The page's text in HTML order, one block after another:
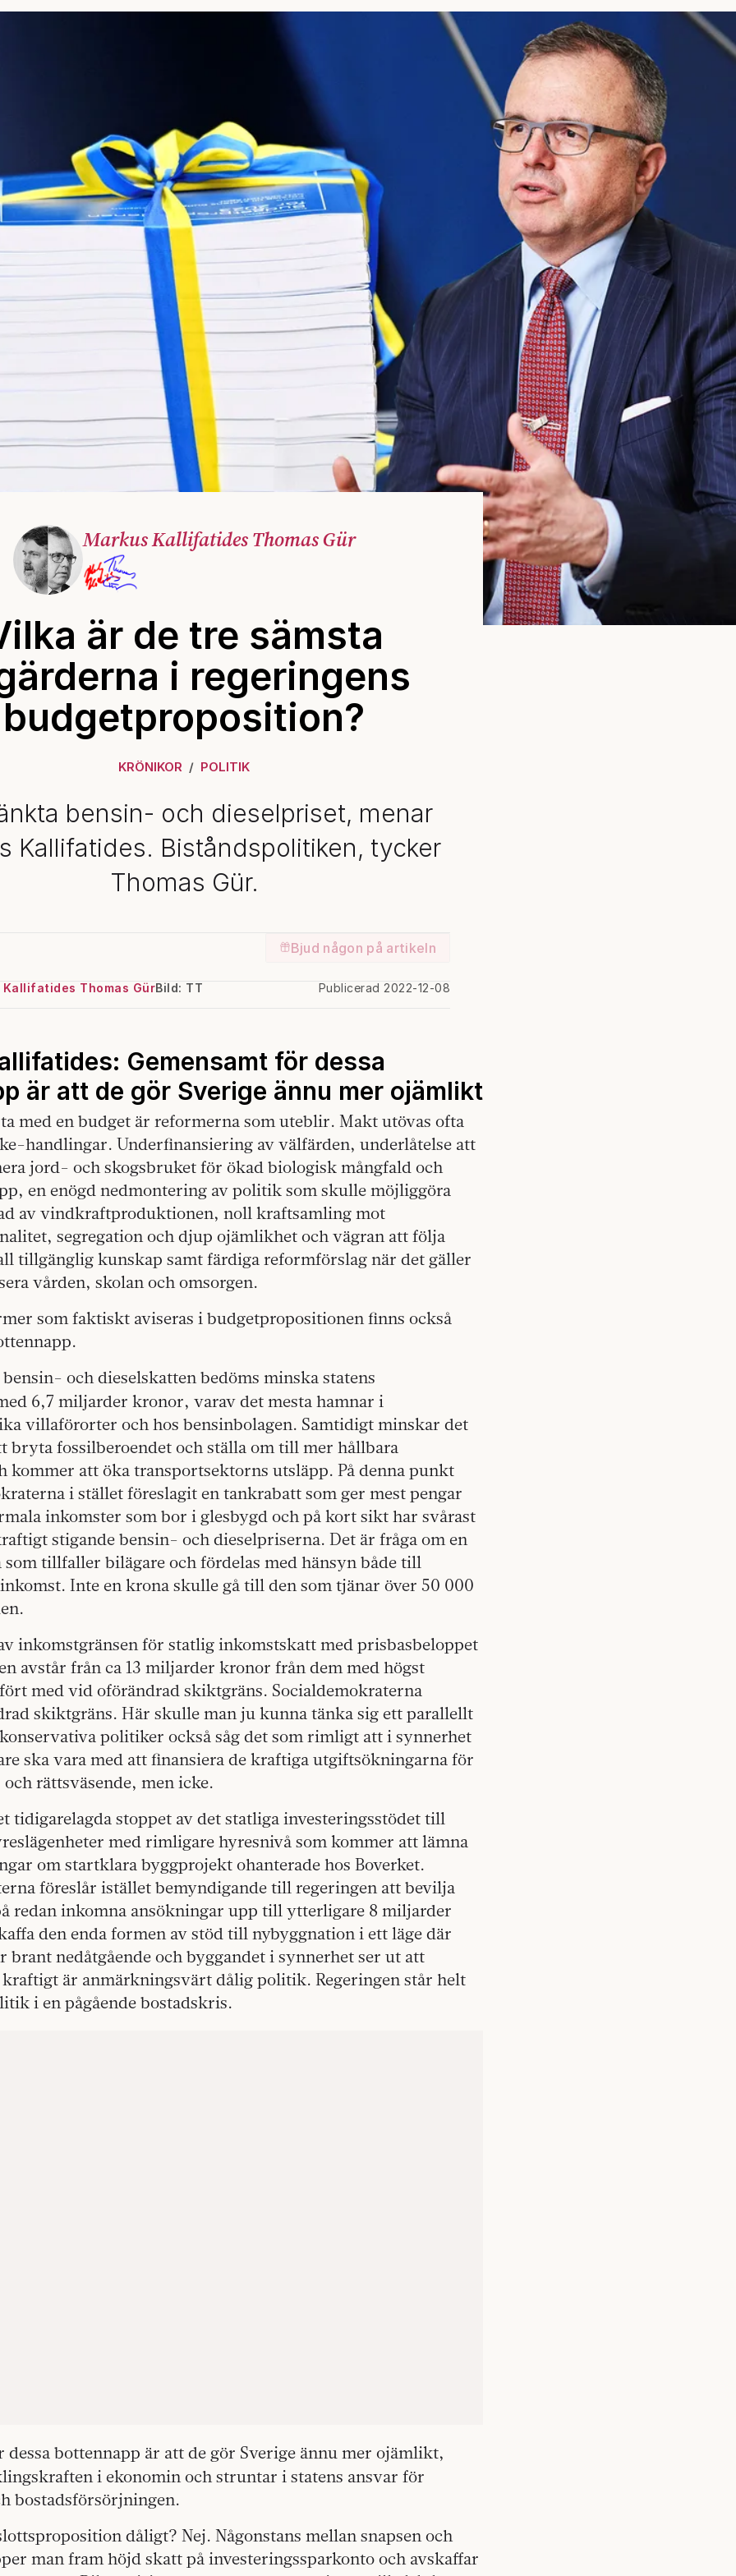
Markus Kallifatides Thomas Gür
är de tre sämsta
i regeringens
budgetproposition?
KRÖNIKOR POLITIK
bensin- och dieselpriset, menar
Kallifatides. Biståndspolitiken, tycker
Thomas Gür.
Bjud någon på artikeln
Kallifatides Thomas Gür Publicerad 2022-12-08
Bild: TT
Gemensamt för dessa
är att de gör Sverige ännu mer ojämlikt
med en budget är reformerna som uteblir. Makt utövas ofta
handlingar. Underfinansiering av välfärden, underlåtelse att
jord- och skogsbruket för ökad biologisk mångfald och
en enögd nedmontering av politik som skulle möjliggöra
av vindkraftproduktionen, noll kraftsamling mot
segregation och djup ojämlikhet och vägran att följa
tillgänglig kunskap samt färdiga reformförslag när det gäller
vården, skolan och omsorgen.
som faktiskt aviseras i budgetpropositionen finns också
och dieselskatten bedöms minska statens
6,7 miljarder kronor, varav det mesta hamnar i
villaförorter och hos bensinbolagen. Samtidigt minskar det
bryta fossilberoendet och ställa om till mer hållbara
kommer att öka transportsektorns utsläpp. På denna punkt
i stället föreslagit en tankrabatt som ger mest pengar
inkomster som bor i glesbygd och på kort sikt har svårast
stigande bensin- och dieselpriserna. Det är fråga om en
som tillfaller bilägare och fördelas med hänsyn både till
Inte en krona skulle gå till den som tjänar över 50 000
inkomstgränsen för statlig inkomstskatt med prisbasbeloppet
avstår från ca 13 miljarder kronor från dem med högst
med vid oförändrad skiktgräns. Socialdemokraterna
skiktgräns. Här skulle man ju kunna tänka sig ett parallellt
politiker också såg det som rimligt att i synnerhet
ska vara med att finansiera de kraftiga utgiftsökningarna för
rättsväsende, men icke.
tidigarelagda stoppet av det statliga investeringsstödet till
med rimligare hyresnivå som kommer att lämna
om startklara byggprojekt ohanterade hos Boverket.
föreslår istället bemyndigande till regeringen att bevilja
redan inkomna ansökningar upp till ytterligare 8 miljarder
den enda formen av stöd till nybyggnation i ett läge där
brant nedåtgående och byggandet i synnerhet ser ut att
är anmärkningsvärt dålig politik. Regeringen står helt
i en pågående bostadskris.
bottennapp är att de gör Sverige ännu mer ojämlikt,
i ekonomin och struntar i statens ansvar för
bostadsförsörjningen.
dåligt? Nej. Någonstans mellan snapsen och
man fram höjd skatt på investeringssparkonto och avskaffar